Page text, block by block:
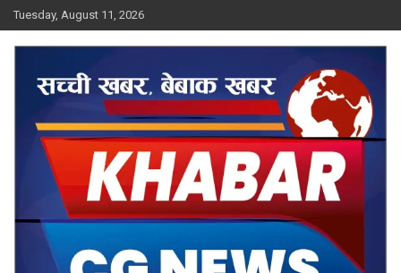
Skip
to
content
Tuesday, August 11, 2026